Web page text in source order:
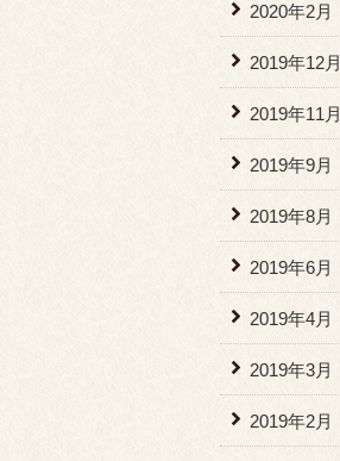
2020年2月
2019年12月
2019年11月
2019年9月
2019年8月
2019年6月
2019年4月
2019年3月
2019年2月